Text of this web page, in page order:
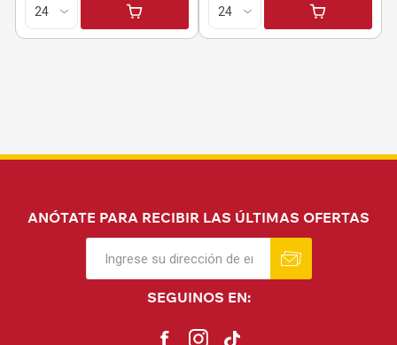
ANÓTATE PARA RECIBIR LAS ÚLTIMAS OFERTAS
SEGUINOS EN: